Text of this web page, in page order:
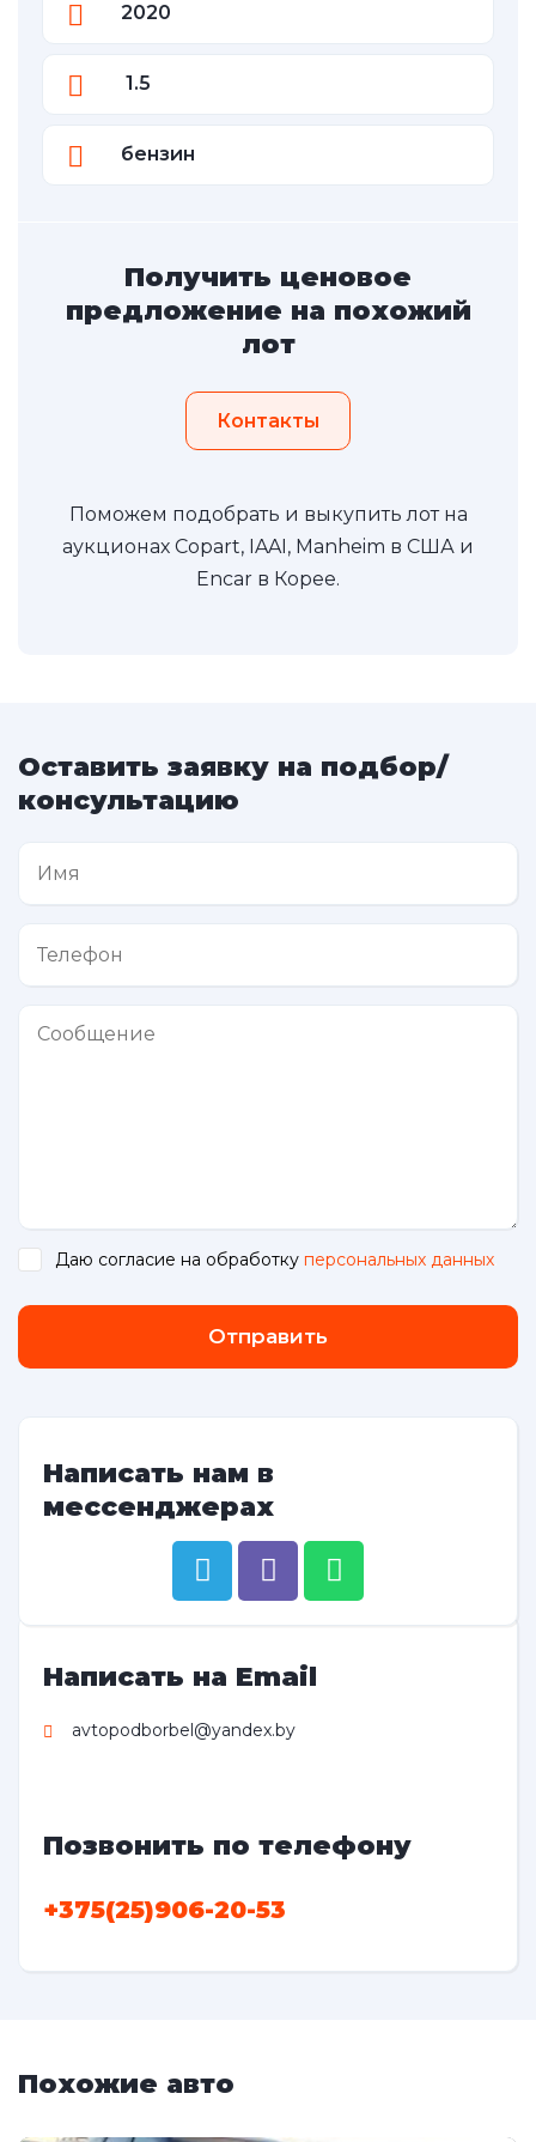
2020
1.5
бензин
Получить ценовое
предложение на похожий
лот
Контакты
Поможем подобрать и выкупить лот на
аукционах Copart, IAAI, Manheim в США и
Encar в Корее.
Оставить заявку на подбор/
консультацию
Даю согласие на обработку персональных данных
Отправить
Написать нам в
мессенджерах
Написать на Email
avtopodborbel@yandex.by
Позвонить по телефону
+375(25)906-20-53
Похожие авто